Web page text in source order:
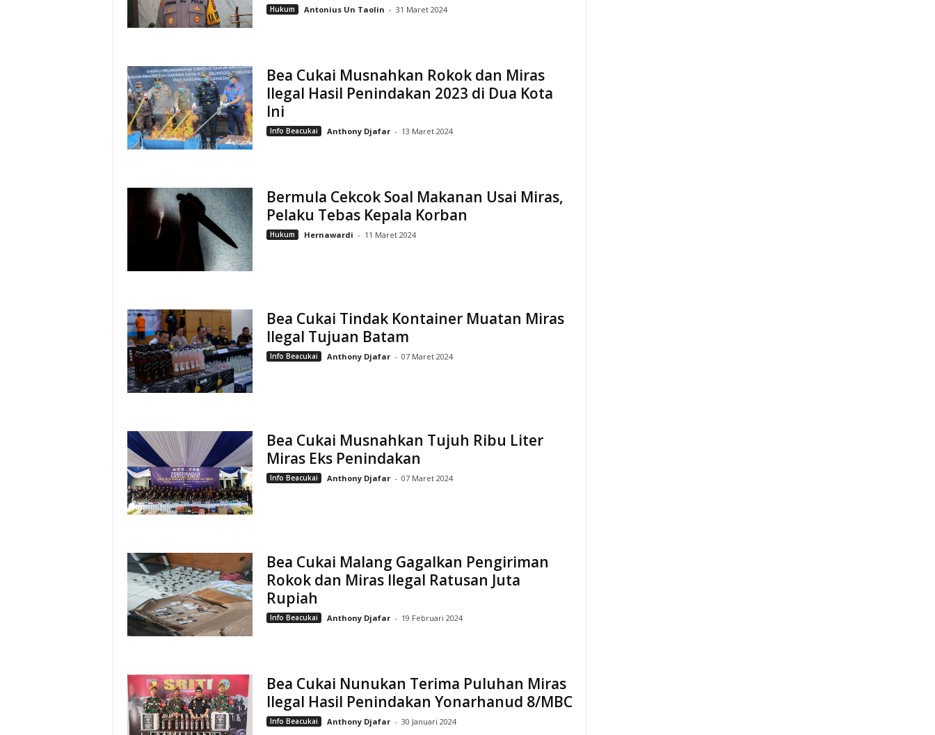
Hukum Antonius Un Taolin - 31 Maret 2024
Bea Cukai Musnahkan Rokok dan Miras
Ilegal Hasil Penindakan 2023 di Dua Kota
Ini
Info Beacukai Anthony Djafar - 13 Maret 2024
Bermula Cekcok Soal Makanan Usai Miras,
Pelaku Tebas Kepala Korban
Hukum Hernawardi - 11 Maret 2024
Bea Cukai Tindak Kontainer Muatan Miras
Ilegal Tujuan Batam
Info Beacukai Anthony Djafar - 07 Maret 2024
Bea Cukai Musnahkan Tujuh Ribu Liter
Miras Eks Penindakan
Info Beacukai Anthony Djafar - 07 Maret 2024
Bea Cukai Malang Gagalkan Pengiriman
Rokok dan Miras Ilegal Ratusan Juta
Rupiah
Info Beacukai Anthony Djafar - 19 Februari 2024
Bea Cukai Nunukan Terima Puluhan Miras
Ilegal Hasil Penindakan Yonarhanud 8/MBC
Info Beacukai Anthony Djafar - 30 Januari 2024